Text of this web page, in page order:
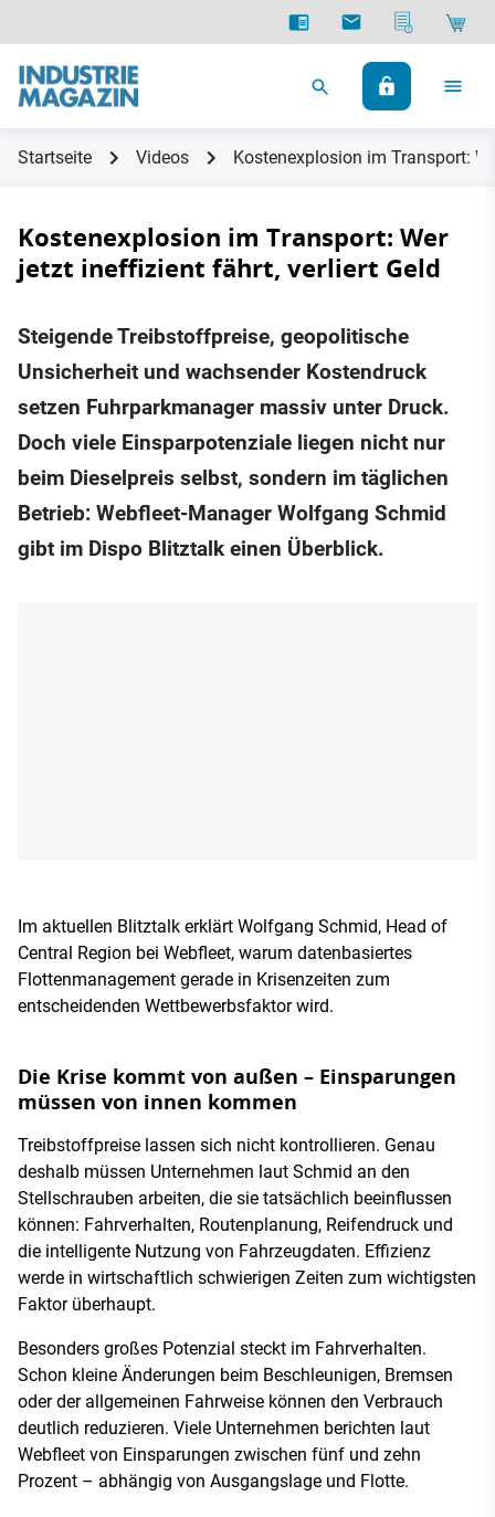
Startseite Videos Kostenexplosion im Transport:
Kostenexplosion im Transport: Wer
jetzt ineffizient fährt, verliert Geld
Steigende Treibstoffpreise, geopolitische
Unsicherheit und wachsender Kostendruck
setzen Fuhrparkmanager massiv unter Druck.
Doch viele Einsparpotenziale liegen nicht nur
beim Dieselpreis selbst, sondern im täglichen
Betrieb: Webfleet-Manager Wolfgang Schmid
gibt im Dispo Blitztalk einen Überblick.
Im aktuellen Blitztalk erklärt Wolfgang Schmid, Head of
Central Region bei Webfleet, warum datenbasiertes
Flottenmanagement gerade in Krisenzeiten zum
entscheidenden Wettbewerbsfaktor wird.
Die Krise kommt von außen – Einsparungen
müssen von innen kommen
Treibstoffpreise lassen sich nicht kontrollieren. Genau
deshalb müssen Unternehmen laut Schmid an den
Stellschrauben arbeiten, die sie tatsächlich beeinflussen
können: Fahrverhalten, Routenplanung, Reifendruck und
die intelligente Nutzung von Fahrzeugdaten. Effizienz
werde in wirtschaftlich schwierigen Zeiten zum wichtigsten
Faktor überhaupt.
Besonders großes Potenzial steckt im Fahrverhalten.
Schon kleine Änderungen beim Beschleunigen, Bremsen
oder der allgemeinen Fahrweise können den Verbrauch
deutlich reduzieren. Viele Unternehmen berichten laut
Webfleet von Einsparungen zwischen fünf und zehn
Prozent – abhängig von Ausgangslage und Flotte.